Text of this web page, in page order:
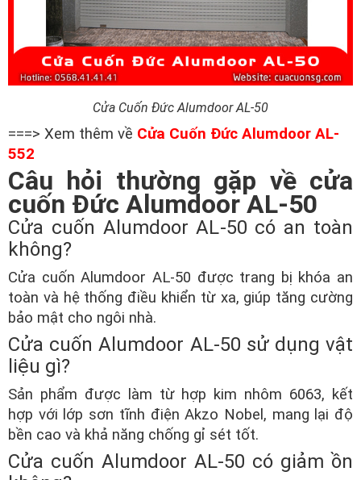
Cửa Cuốn Đức Alumdoor AL-50
===> Xem thêm về Cửa Cuốn Đức Alumdoor AL-
552
Câu hỏi thường gặp về cửa
cuốn Đức Alumdoor AL-50
Cửa cuốn Alumdoor AL-50 có an toàn
không?
Cửa cuốn Alumdoor AL-50 được trang bị khóa an
toàn và hệ thống điều khiển từ xa, giúp tăng cường
bảo mật cho ngôi nhà.
Cửa cuốn Alumdoor AL-50 sử dụng vật
liệu gì?
Sản phẩm được làm từ hợp kim nhôm 6063, kết
hợp với lớp sơn tĩnh điện Akzo Nobel, mang lại độ
bền cao và khả năng chống gỉ sét tốt.
Cửa cuốn Alumdoor AL-50 có giảm ồn